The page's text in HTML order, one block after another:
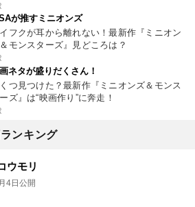
が推すミニオンズ
フクが耳から離れない！最新作『ミニオン
モンスターズ』見どころは？
ネタが盛りだくさん！
つ見つけた？最新作『ミニオンズ＆モンス
ズ』は“映画作り”に奔走！
ンキング
ウモリ
4日公開